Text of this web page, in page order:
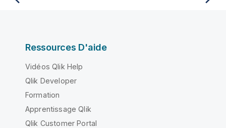
Ressources D'aide
Vidéos Qlik Help
Qlik Developer
Formation
Apprentissage Qlik
Qlik Customer Portal